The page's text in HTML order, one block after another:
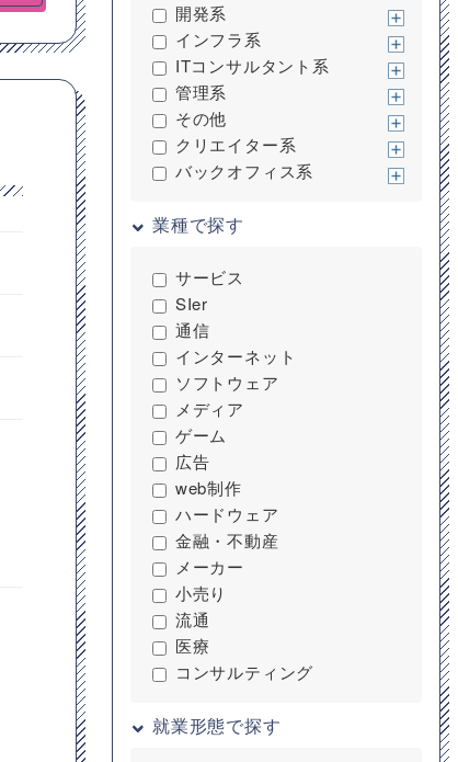
開発系
インフラ系
ITコンサルタント系
管理系
その他
クリエイター系
バックオフィス系
業種で探す
サービス
SIer
通信
インターネット
ソフトウェア
メディア
ゲーム
広告
web制作
ハードウェア
金融・不動産
メーカー
小売り
流通
医療
コンサルティング
就業形態で探す